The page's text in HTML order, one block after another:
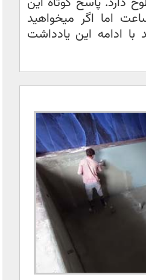
حداکثر 72 ساعت اما اگر میخواهید
با ادامه این یادداشت